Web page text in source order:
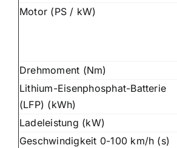
Motor (PS / kW)
Drehmoment (Nm)
Lithium-Eisenphosphat-Batterie
(LFP) (kWh)
Ladeleistung (kW)
Geschwindigkeit 0-100 km/h (s)